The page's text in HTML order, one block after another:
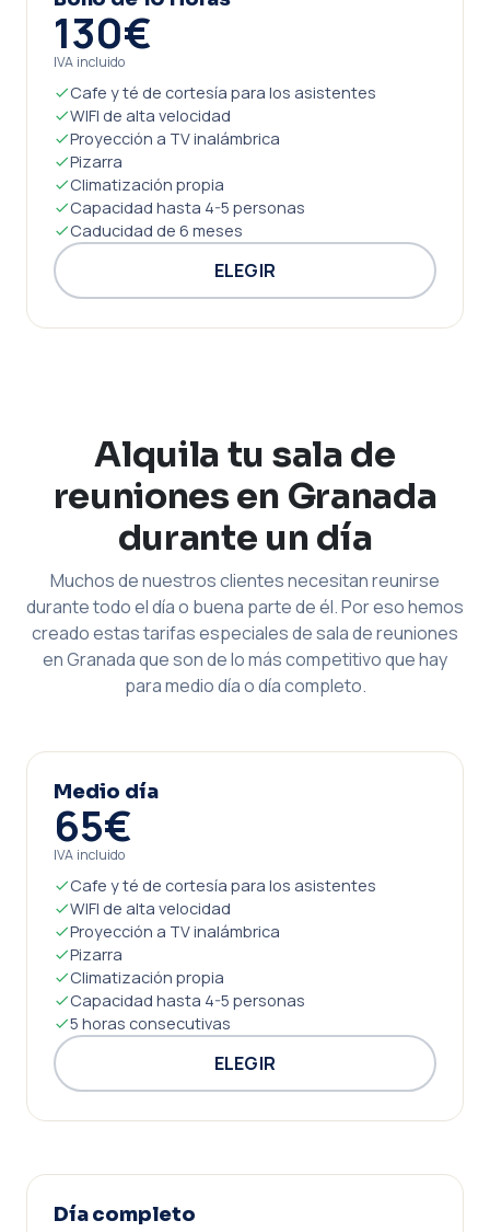
130€
IVA incluido
Cafe y té de cortesía para los asistentes
WIFI de alta velocidad
Proyección a TV inalámbrica
Pizarra
Climatización propia
Capacidad hasta 4-5 personas
Caducidad de 6 meses
ELEGIR
Alquila tu sala de
reuniones en Granada
durante un día
Muchos de nuestros clientes necesitan reunirse
durante todo el día o buena parte de él. Por eso hemos
creado estas tarifas especiales de sala de reuniones
en Granada que son de lo más competitivo que hay
para medio día o día completo.
Medio día
65€
IVA incluido
Cafe y té de cortesía para los asistentes
WIFI de alta velocidad
Proyección a TV inalámbrica
Pizarra
Climatización propia
Capacidad hasta 4-5 personas
5 horas consecutivas
ELEGIR
Día completo